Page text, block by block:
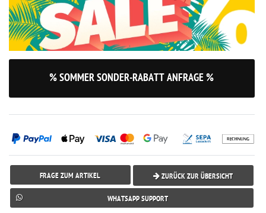
% SOMMER SONDER-RABATT ANFRAGE %
FRAGE ZUM ARTIKEL ZURÜCK ZUR ÜBERSICHT
WHATSAPP SUPPORT